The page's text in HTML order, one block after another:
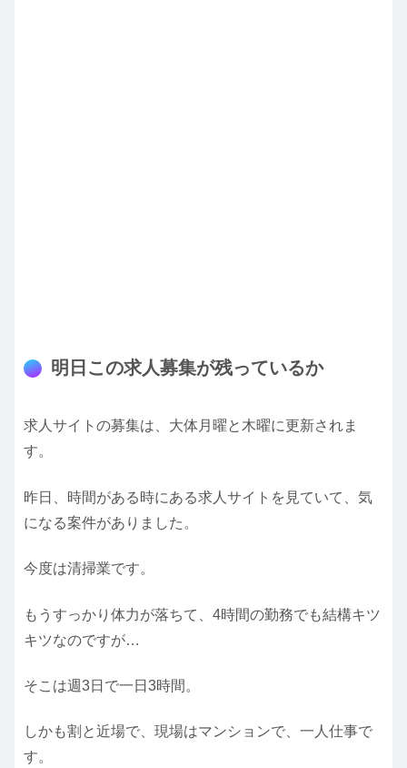
明日この求人募集が残っているか
求人サイトの募集は、大体月曜と木曜に更新されま
す。
昨日、時間がある時にある求人サイトを見ていて、気
になる案件がありました。
今度は清掃業です。
もうすっかり体力が落ちて、4時間の勤務でも結構キツ
キツなのですが…
そこは週3日で一日3時間。
しかも割と近場で、現場はマンションで、一人仕事で
す。